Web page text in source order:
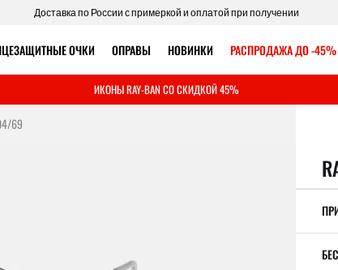
Доставка по России с примеркой и оплатой при получении
ОЧКИ ОПРАВЫ НОВИНКИ РАСПРОДАЖА ДО -45%
ИКОНЫ RAY-BAN СО СКИДКОЙ 45%
69